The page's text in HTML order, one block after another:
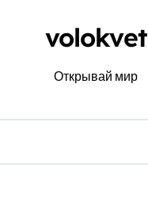
volokvet
Открывай мир